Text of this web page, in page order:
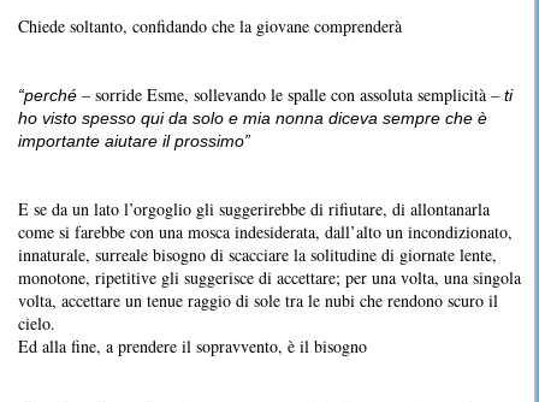
Chiede soltanto, confidando che la giovane comprenderà
“perché – sorride Esme, sollevando le spalle con assoluta semplicità – ti
ho visto spesso qui da solo e mia nonna diceva sempre che è
importante aiutare il prossimo”
E se da un lato l’orgoglio gli suggerirebbe di rifiutare, di allontanarla
come si farebbe con una mosca indesiderata, dall’alto un incondizionato,
innaturale, surreale bisogno di scacciare la solitudine di giornate lente,
monotone, ripetitive gli suggerisce di accettare; per una volta, una singola
volta, accettare un tenue raggio di sole tra le nubi che rendono scuro il
cielo.
Ed alla fine, a prendere il sopravvento, è il bisogno